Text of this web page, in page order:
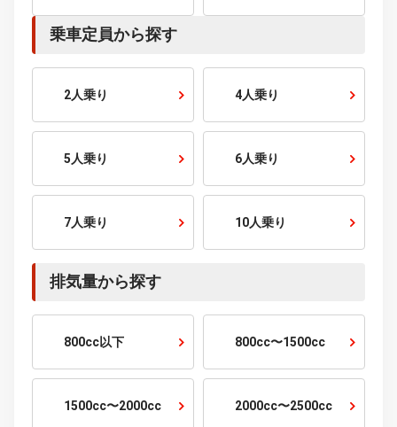
こだわり条件から探す
走行距離から探す
1万km以下 1〜2万km
2〜3万km 3〜5万km
5〜10万km
2人乗り 4人乗り